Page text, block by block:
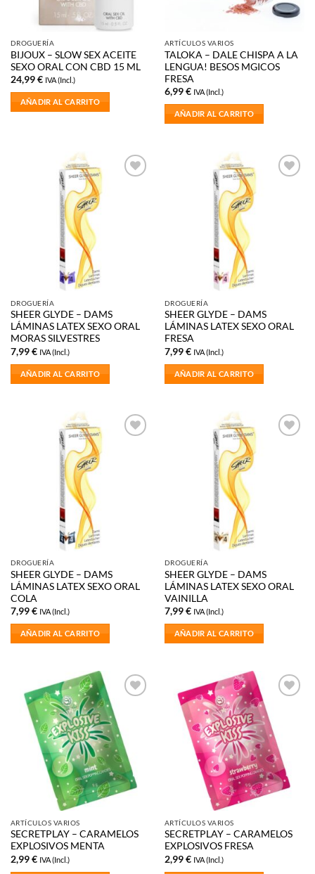
DROGUERÍA
BIJOUX – SLOW SEX ACEITE
SEXO ORAL CON CBD 15 ML
24,99€ IVA (Incl.)
AÑADIR AL CARRITO
ARTÍCULOS VARIOS
TALOKA – DALE CHISPA A LA
LENGUA! BESOS MGICOS
FRESA
6,99€ IVA (Incl.)
AÑADIR AL CARRITO
DROGUERÍA
SHEER GLYDE – DAMS
LÁMINAS LATEX SEXO ORAL
MORAS SILVESTRES
7,99€ IVA (Incl.)
AÑADIR AL CARRITO
DROGUERÍA
SHEER GLYDE – DAMS
LÁMINAS LATEX SEXO ORAL
FRESA
7,99€ IVA (Incl.)
AÑADIR AL CARRITO
DROGUERÍA
SHEER GLYDE – DAMS
LÁMINAS LATEX SEXO ORAL
COLA
7,99€ IVA (Incl.)
AÑADIR AL CARRITO
DROGUERÍA
SHEER GLYDE – DAMS
LÁMINAS LATEX SEXO ORAL
VAINILLA
7,99€ IVA (Incl.)
AÑADIR AL CARRITO
lista de
deseos
ARTÍCULOS VARIOS
SECRETPLAY – CARAMELOS
EXPLOSIVOS MENTA
2,99€ IVA (Incl.)
deseos
ARTÍCULOS VARIOS
SECRETPLAY – CARAMELOS
EXPLOSIVOS FRESA
2,99€ IVA (Incl.)